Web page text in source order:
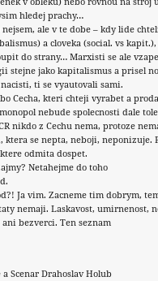
hledej prachy…
ale v te dobe – kdy lide
a cloveka (social. vs
do strany… Marxisti se ale
stejne jako kapitalismus a prisel
ti se vyautovali sami.
Cecha, kteri chteji vyrabet a
nebude spolecnosti dale
nikdo z Cechu nema, protoze
ktera se nepta, neboji, neponizuje.
odmita dospet.
Netahejme do toho
Ja vim. Zacneme tim dobrym,
nemaji. Laskavost, umirnenost,
bezverci. Ten seznam
a Scenar Drahoslav Holub